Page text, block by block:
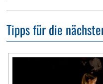
Tipps für die